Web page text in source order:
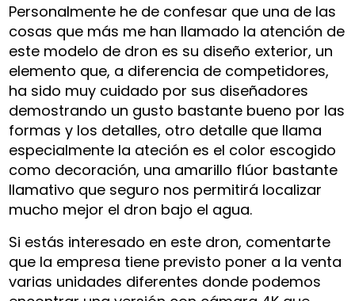
Personalmente he de confesar que una de las
cosas que más me han llamado la atención de
este modelo de dron es su diseño exterior, un
elemento que, a diferencia de competidores,
ha sido muy cuidado por sus diseñadores
demostrando un gusto bastante bueno por las
formas y los detalles, otro detalle que llama
especialmente la ateción es el color escogido
como decoración, una amarillo flúor bastante
llamativo que seguro nos permitirá localizar
mucho mejor el dron bajo el agua.
Si estás interesado en este dron, comentarte
que la empresa tiene previsto poner a la venta
varias unidades diferentes donde podemos